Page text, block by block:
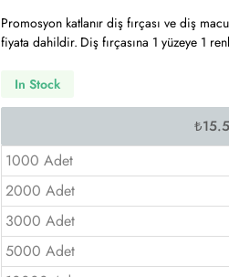
Promosyon katlanır diş fırçası ve diş
fiyata dahildir. Diş fırçasına 1 yüzeye 1
In Stock
1000 Adet
2000 Adet
3000 Adet
5000 Adet